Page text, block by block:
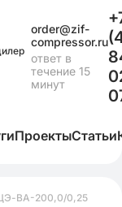
order@zif-
compressor.ru
ответ в
течение 15
минут
ПроектыСтатьи
ВА-200,0/0,25